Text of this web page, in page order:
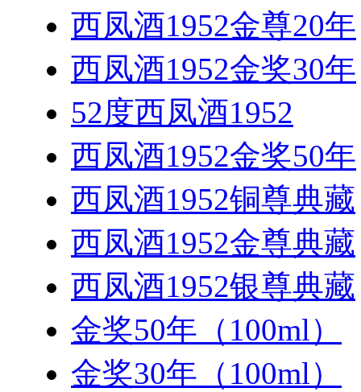
西凤酒1952金尊20年
西凤酒1952金奖30年
52度西凤酒1952
西凤酒1952金奖50年
西凤酒1952铜尊典藏
西凤酒1952金尊典藏
西凤酒1952银尊典藏
金奖50年（100ml）
金奖30年（100ml）